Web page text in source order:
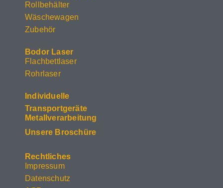
Rollbehälter
Wäschewagen
Zubehör
Bodor Laser
Flachbettlaser
Rohrlaser
Individuelle
Transportgeräte
Metallverarbeitung
Unsere Broschüre
Rechtliches
Impressum
Datenschutz